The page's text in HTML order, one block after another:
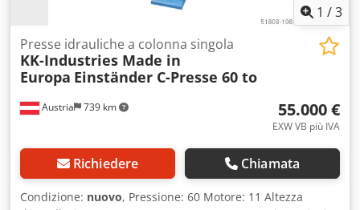
1 /3
Austria 739 km
Presse idrauliche a colonna singola
KK-Industries Made in
Europa Einständer C-Presse 60 to
55.000 €
EXW VB più IVA
Richiedere Chiamata
Condizione: nuovo, Pressione: 60 Motore: 11 Altezza